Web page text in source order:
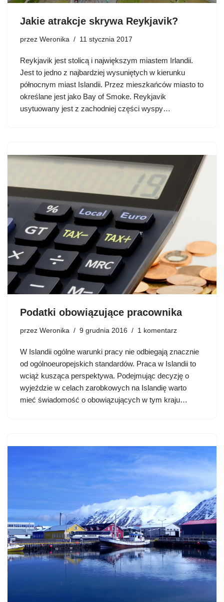
Jakie atrakcje skrywa Reykjavik?
przez Weronika 11 stycznia 2017
Reykjavik jest stolicą i największym miastem Irlandii.
Jest to jedno z najbardziej wysuniętych w kierunku
północnym miast Islandii. Przez mieszkańców miasto to
określane jest jako Bay of Smoke. Reykjavik
usytuowany jest z zachodniej części wyspy…
Podatki obowiązujące pracownika
przez Weronika 9 grudnia 2016 1 komentarz
W Islandii ogólne warunki pracy nie odbiegają znacznie
od ogólnoeuropejskich standardów. Praca w Islandii to
wciąż kusząca perspektywa. Podejmując decyzję o
wyjeździe w celach zarobkowych na Islandię warto
mieć świadomość o obowiązujących w tym kraju…